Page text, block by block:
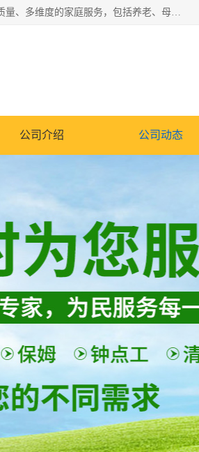
深圳市柏林家政有限公司是一家服务于深圳市民的专业家政公司。致力于为客户提供高质量、多维度的家庭服务，包括养老、母婴、月嫂育婴早教、康复理疗、家电清洗和保洁等方面的专业服务。
公司介绍 公司动态